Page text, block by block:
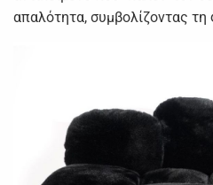
απαλότητα, συμβολίζοντας